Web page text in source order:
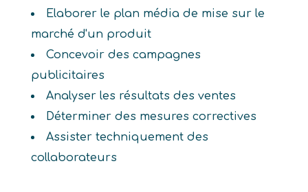
Elaborer le plan média de mise sur le
marché d'un produit
Concevoir des campagnes
publicitaires
Analyser les résultats des ventes
Déterminer des mesures correctives
Assister techniquement des
collaborateurs